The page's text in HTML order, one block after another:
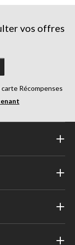
vos offres
carte Récompenses